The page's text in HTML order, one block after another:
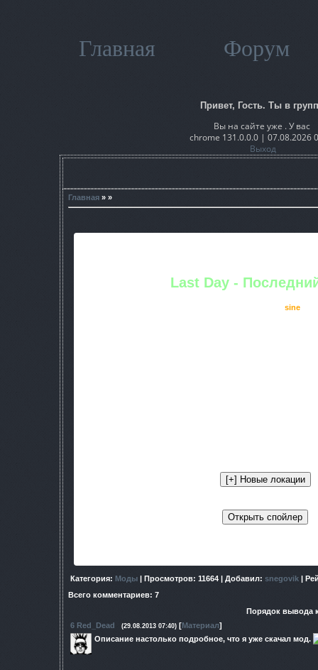
Главная Форум
Привет, Гость. Ты в
Вы на сайте уже . У вас
chrome 131.0.0.0 | 07.08.2026
Выход
Главная » »
Last Day -
sine
Категория: Моды | Просмотров: 11664 | Добавил: snegovik |
Всего комментариев: 7
Порядок вывода
6 Red_Dead (29.08.2013 07:40) [Материал]
Описание настолько подробное, что я уже скачал мод.